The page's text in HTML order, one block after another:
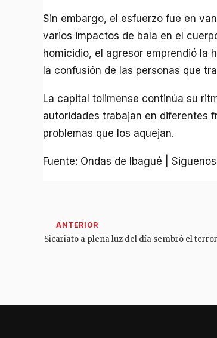
Sin embargo, el esfuerzo fue en
varios impactos de bala en el
homicidio, el agresor emprendió la
la confusión de las personas que
La capital tolimense continúa su
autoridades trabajan en diferentes
problemas que los aquejan.
Fuente: Ondas de Ibagué |